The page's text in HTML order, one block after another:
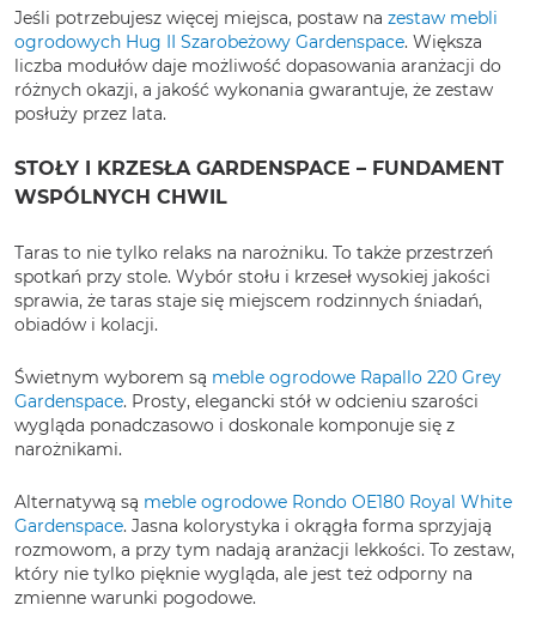
Jeśli potrzebujesz więcej miejsca, postaw na zestaw mebli
ogrodowych Hug II Szarobeżowy Gardenspace. Większa
liczba modułów daje możliwość dopasowania aranżacji do
różnych okazji, a jakość wykonania gwarantuje, że zestaw
posłuży przez lata.
STOŁY I KRZESŁA GARDENSPACE – FUNDAMENT
WSPÓLNYCH CHWIL
Taras to nie tylko relaks na narożniku. To także przestrzeń
spotkań przy stole. Wybór stołu i krzeseł wysokiej jakości
sprawia, że taras staje się miejscem rodzinnych śniadań,
obiadów i kolacji.
Świetnym wyborem są meble ogrodowe Rapallo 220 Grey
Gardenspace. Prosty, elegancki stół w odcieniu szarości
wygląda ponadczasowo i doskonale komponuje się z
narożnikami.
Alternatywą są meble ogrodowe Rondo OE180 Royal White
Gardenspace. Jasna kolorystyka i okrągła forma sprzyjają
rozmowom, a przy tym nadają aranżacji lekkości. To zestaw,
który nie tylko pięknie wygląda, ale jest też odporny na
zmienne warunki pogodowe.